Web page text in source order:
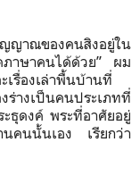
ญาณของคนสิงอยู่ใน
ภาษาคนได้ด้วย” ผม
รื่องเล่าพื้นบ้านที่
างเป็นคนประเภทที่
ธุดงค์ พระที่อาศัยอยู่
นคนนั้นเอง เรียกว่า